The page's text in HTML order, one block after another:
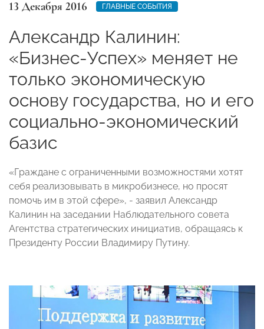
13 Декабря 2016 ГЛАВНЫЕ СОБЫТИЯ
Александр Калинин:
«Бизнес-Успех» меняет не
только экономическую
основу государства, но и его
социально-экономический
базис
«Граждане с ограниченными возможностями хотят
себя реализовывать в микробизнесе, но просят
помочь им в этой сфере», - заявил Александр
Калинин на заседании Наблюдательного совета
Агентства стратегических инициатив, обращаясь к
Президенту России Владимиру Путину.